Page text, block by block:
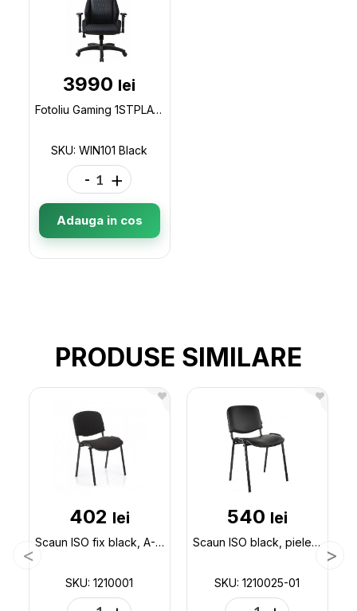
3990 lei
Fotoliu Gaming 1STPLAYER WIN101/ 160kg/ 2D/ Black WIN101 Black
SKU: WIN101 Black
- +
Adauga in cos
PRODUSE SIMILARE
402 lei
Scaun ISO fix black, A-1(negru) 1210001
SKU: 1210001
540 lei
Scaun ISO black, piele sintetica 1210025-01
SKU: 1210025-01